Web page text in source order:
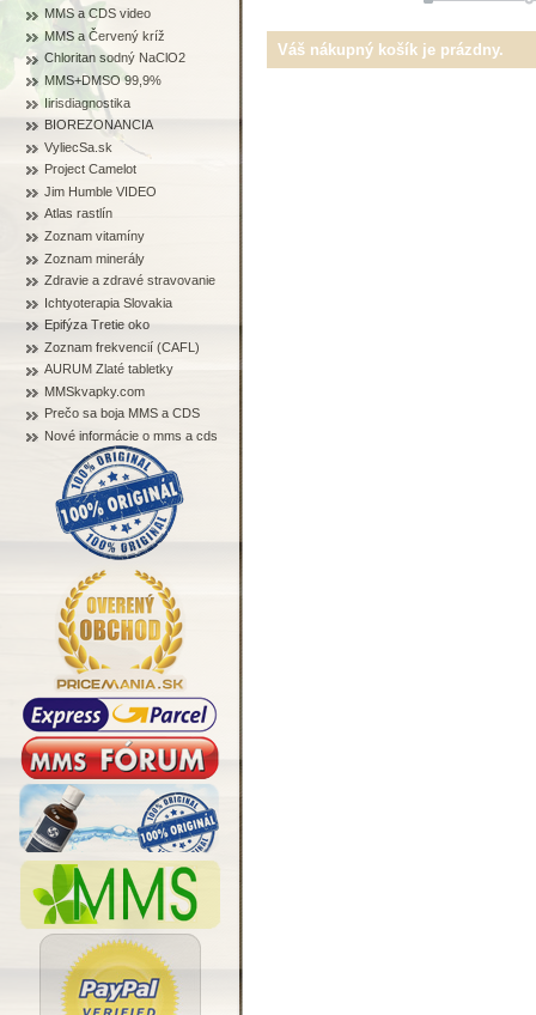
MMS a CDS video
MMS a Červený kríž
Chloritan sodný NaClO2
MMS+DMSO 99,9%
Iirisdiagnostika
BIOREZONANCIA
VyliecSa.sk
Project Camelot
Jim Humble VIDEO
Atlas rastlín
Zoznam vitamíny
Zoznam minerály
Zdravie a zdravé stravovanie
Ichtyoterapia Slovakia
Epifýza Tretie oko
Zoznam frekvencií (CAFL)
AURUM Zlaté tabletky
MMSkvapky.com
Prečo sa boja MMS a CDS
Nové informácie o mms a cds
Váš nákupný košík je prázdny.